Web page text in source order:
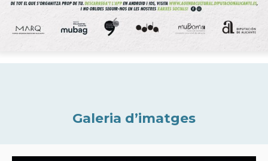
Galeria d’imatges